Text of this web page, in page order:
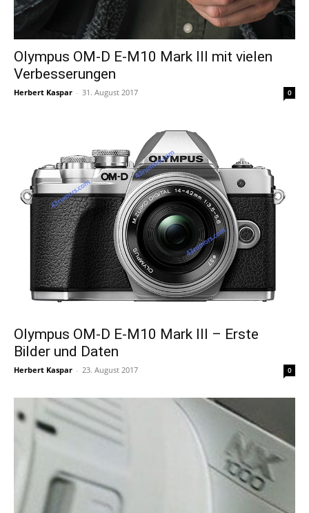
Olympus OM-D E-M10 Mark III mit vielen
Verbesserungen
Herbert Kaspar - 31. August 2017 0
Olympus OM-D E-M10 Mark III – Erste
Bilder und Daten
Herbert Kaspar - 23. August 2017 0